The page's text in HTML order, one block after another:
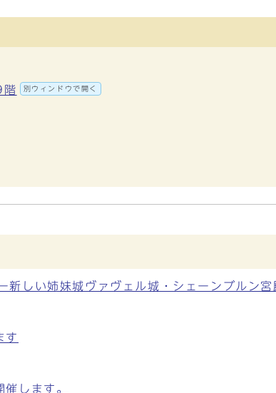
階 別ウィンドウで開く
しい姉妹城ヴァヴェル城・シェーンブルン
す
します。